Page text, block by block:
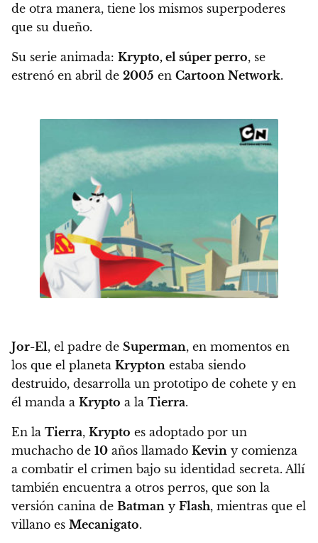
de otra manera, tiene los mismos superpoderes
que su dueño.
Su serie animada: Krypto, el súper perro, se
estrenó en abril de 2005 en Cartoon Network.
Jor-El, el padre de Superman, en momentos en
los que el planeta Krypton estaba siendo
destruido, desarrolla un prototipo de cohete y en
él manda a Krypto a la Tierra.
En la Tierra, Krypto es adoptado por un
muchacho de 10 años llamado Kevin y comienza
a combatir el crimen bajo su identidad secreta. Allí
también encuentra a otros perros, que son la
versión canina de Batman y Flash, mientras que el
villano es Mecanigato.